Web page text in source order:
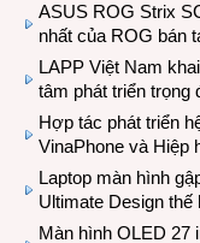
ASUS ROG Strix
nhất của ROG bán
LAPP Việt Nam
tâm phát triển trọng
Hợp tác phát triển
VinaPhone và Hiệp
Laptop màn hình
Ultimate Design
Màn hình OLED 27